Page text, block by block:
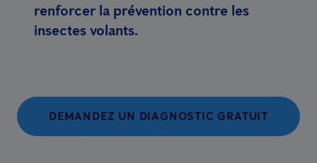
renforcer la prévention contre les
insectes volants.
DEMANDEZ UN DIAGNOSTIC GRATUIT